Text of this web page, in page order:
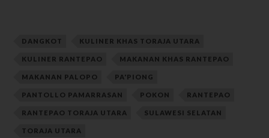
DANGKOT KULINER KHAS TORAJA UTARA
KULINER RANTEPAO MAKANAN KHAS RANTEPAO
MAKANAN PALOPO PA'PIONG
PANTOLLO PAMARRASAN POKON RANTEPAO
RANTEPAO TORAJA UTARA SULAWESI SELATAN
TORAJA UTARA